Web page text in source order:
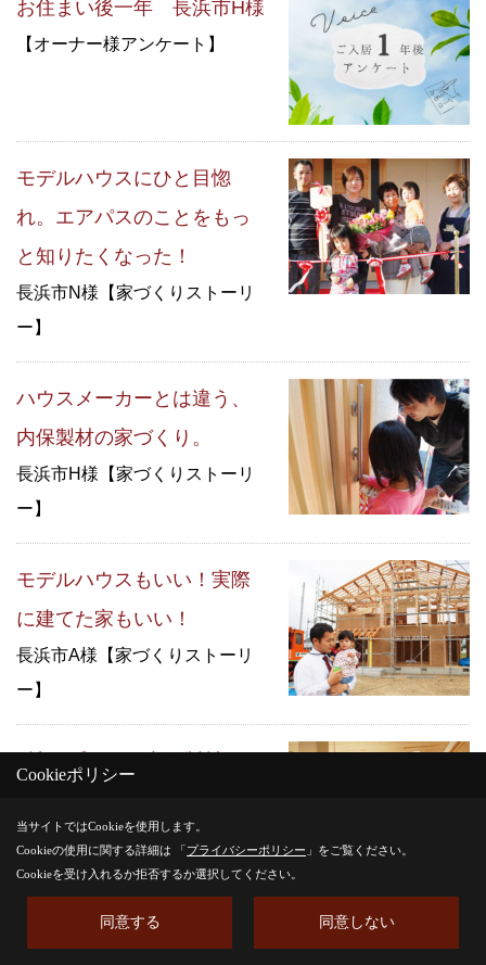
お住まい後一年 長浜市H様
【オーナー様アンケート】
モデルハウスにひと目惚
れ。エアパスのことをもっ
と知りたくなった！
長浜市N様【家づくりストーリ
ー】
ハウスメーカーとは違う、
内保製材の家づくり。
長浜市H様【家づくりストーリ
ー】
モデルハウスもいい！実際
に建てた家もいい！
長浜市A様【家づくりストーリ
ー】
彦根市K様【家づくりストーリ
ー】
Cookieポリシー
当サイトではCookieを使用します。
Cookieの使用に関する詳細は 「プライバシーポリシー 」をご覧ください。
Cookieを受け入れるか拒否するか選択してください。
同意する 同意しない